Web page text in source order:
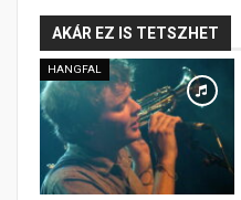
AKÁR EZ IS TETSZHET
HANGFAL